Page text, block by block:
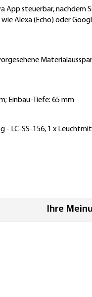
App steuerbar,
Alexa (Echo) oder
Einbau-Tiefe: 65 mm
- LC-SS-156, 1 x
Ihre